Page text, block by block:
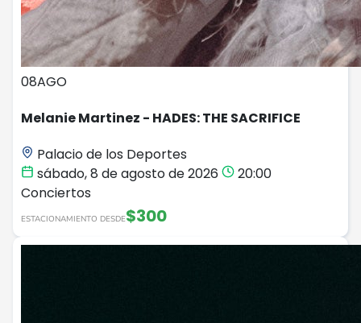
08AGO
Melanie Martinez - HADES: THE SACRIFICE
Palacio de los Deportes
sábado, 8 de agosto de 2026
20:00
Conciertos
ESTACIONAMIENTO DESDE$300